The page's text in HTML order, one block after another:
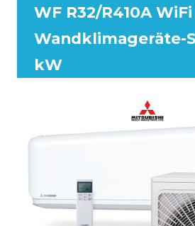
WF R32/R410A
Wandklimageräte-
kW